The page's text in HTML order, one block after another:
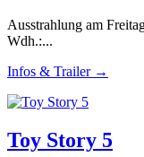
Ausstrahlung am
Wdh.:...
Infos & Trailer →
Toy Story 5